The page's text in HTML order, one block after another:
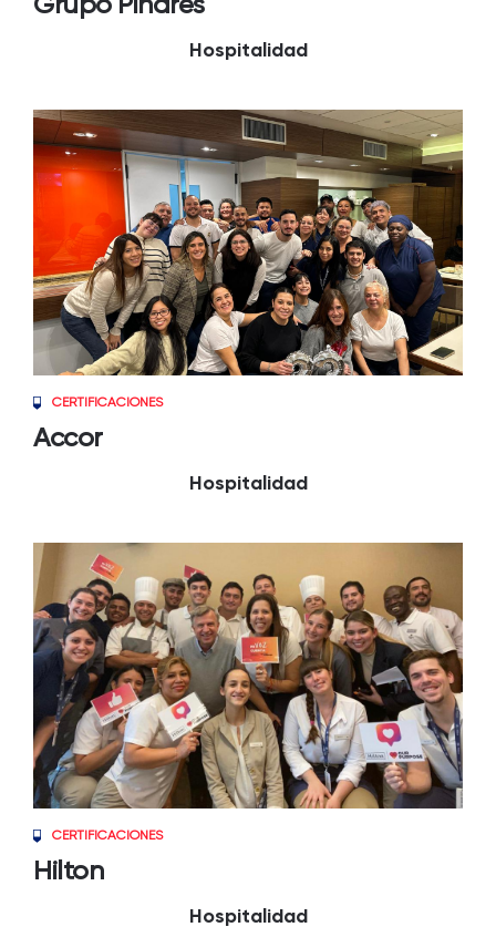
Hospitalidad
CERTIFICACIONES
Accor
Hospitalidad
CERTIFICACIONES
Hilton
Hospitalidad